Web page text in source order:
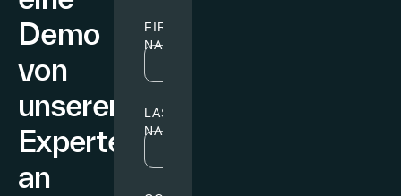
Demo
von
unseren
Experten
an